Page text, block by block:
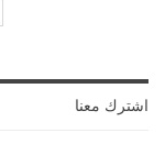
اشترك معنا